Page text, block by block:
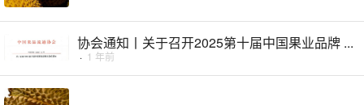
协会通知丨关于召开2025第十届中国果业品牌 ...
· 1 年前